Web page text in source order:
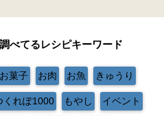
べてるレシピキーワード
菓子 お肉 お魚 きゅうり
くれぽ1000 もやし イベント